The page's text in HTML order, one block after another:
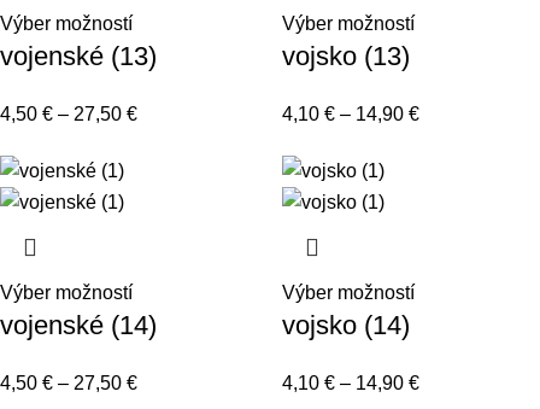
Výber možností
vojenské (13)
4,50 € – 27,50 €
Výber možností
vojsko (13)
4,10 € – 14,90 €
Výber možností
vojenské (14)
4,50 € – 27,50 €
Výber možností
vojsko (14)
4,10 € – 14,90 €